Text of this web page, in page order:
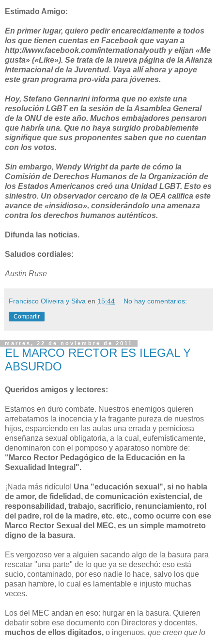
Estimado Amigo:
En primer lugar, quiero pedir encarecidamente a todos
los que tienen cuentas en Facebook que vayan a
http://www.facebook.com/internationalyouth y elijan «Me
gusta» («Like»). Se trata de la nueva página de la Alianza
Internacional de la Juventud. Vaya allí ahora y apoye
este gran programa pro-vida para jóvenes.
Hoy, Stefano Gennarini informa que no existe una
resolución LGBT en la sesión de la Asamblea General
de la ONU de este año. Muchos embajadores pensaron
que habría una. Que no haya surgido probablemente
signifique que sus proponentes saben que no cuentan
con los votos.
Sin embargo, Wendy Wright da parte de cómo la
Comisión de Derechos Humanos de la Organización de
los Estados Americanos creó una Unidad LGBT. Esto es
siniestro. Un observador cercano de la OEA califica este
avance de «insidioso», considerándolo una amenaza
contra los derechos humanos auténticos.
Difunda las noticias.
Saludos cordiales:
Austin Ruse
Francisco Oliveira y Silva en 15:44 No hay comentarios:
Compartir
martes, 22 de noviembre de 2011
EL MARCO RECTOR ES ILEGAL Y
ABSURDO
Queridos amigos y lectores:
Estamos en duro combate. Nuestros enemigos quieren
arrebatarnos la inocencia y la fragante pureza de nuestros
hijos, esparciendo en las aulas una errada y perniciosa
enseñanza sexual obligatoria, a la cual, eufemísticamente,
denominaron con el pomposo y aparatoso nombre de:
"Marco Rector Pedagógico de la Educación en la
Sexualidad Integral".
¡Nada más ridículo! Una "educación sexual", si no habla
de amor, de fidelidad, de comunicación existencial, de
responsabilidad, trabajo, sacrificio, renunciamiento, rol
del padre, rol de la madre, etc. etc., como ocurre con ese
Marco Rector Sexual del MEC, es un simple mamotreto
digno de la basura.
Es vergozoso ver a alguien sacando algo de la basura para
rescatar "una parte" de lo que ya se desechó: eso está
sucio, contaminado, por eso nadie lo hace, salvo los que
pasan hambre, lo cual es lamentable e injusto muchas
veces.
Los del MEC andan en eso: hurgar en la basura. Quieren
debatir sobre ese documento con Directores y docentes,
muchos de ellos digitados, o ingenuos, que creen que lo